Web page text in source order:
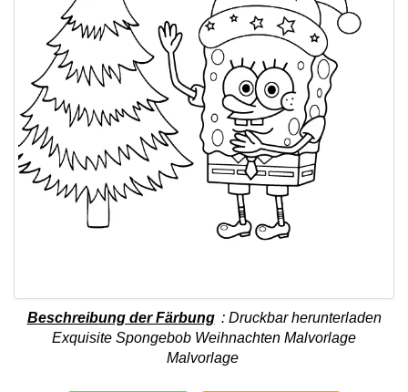
Beschreibung der Färbung : Druckbar herunterladen
Exquisite Spongebob Weihnachten Malvorlage
Malvorlage